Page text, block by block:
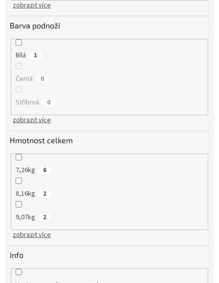
zobrazit více
Barva podnoží
Bílá 1
Černá 0
Stříbrná 0
zobrazit více
Hmotnost celkem
7,26kg 6
8,16kg 2
9,07kg 2
zobrazit více
Info